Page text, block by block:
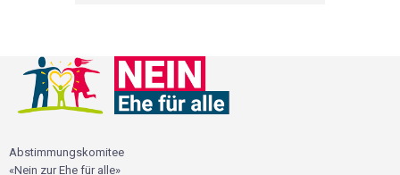
Abstimmungskomitee
«Nein zur Ehe für alle»